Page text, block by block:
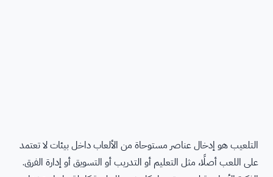
التلعيب هو إدخال عناصر مستوحاة من الألعاب داخل بيئات لا تعتمد
على اللعب أصلًا، مثل التعليم أو التدريب أو التسويق أو إدارة الفرق.